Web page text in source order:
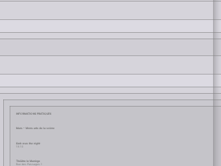
INFORMATIONS PRATIQUES
Mars – Mons arts de la scène
Dark was the night
Théâtre le Manège
Rue des Passages 1